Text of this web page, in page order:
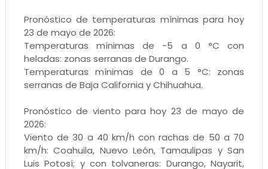
Pronóstico de temperaturas mínimas para hoy
23 de mayo de 2026:
Temperaturas mínimas de -5 a 0 °C con
heladas: zonas serranas de Durango.
Temperaturas mínimas de 0 a 5 °C: zonas
serranas de Baja California y Chihuahua.
Pronóstico de viento para hoy 23 de mayo de
2026:
Viento de 30 a 40 km/h con rachas de 50 a 70
km/h: Coahuila, Nuevo León, Tamaulipas y San
Luis Potosí; y con tolvaneras: Durango, Nayarit,